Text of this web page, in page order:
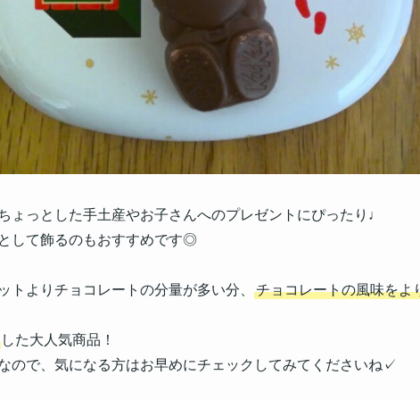
ょっとした手土産やお子さんへのプレゼントにぴったり♩
して飾るのもおすすめです◎
トよりチョコレートの分量が多い分、 チョコレートの風味をよ
した大人気商品！
ので、気になる方はお早めにチェックしてみてくださいね✓